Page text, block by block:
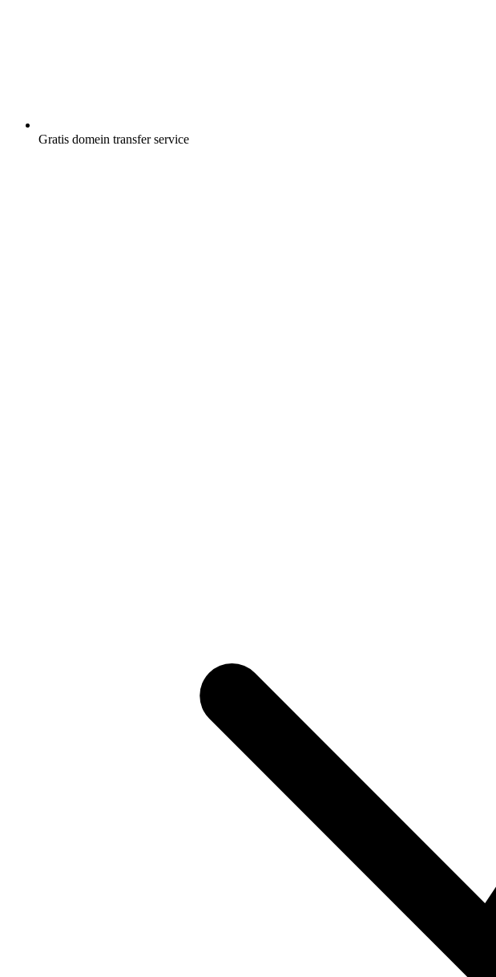
Gratis domein transfer service